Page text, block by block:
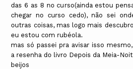
das 6 as 8 no curso(ainda estou
chegar no curso cedo), não sei
outras coisas, mas logo mais
eu estou com rubéola.
mas só passei pra avisar isso
a resenha do livro Depois da Meia-
beijos